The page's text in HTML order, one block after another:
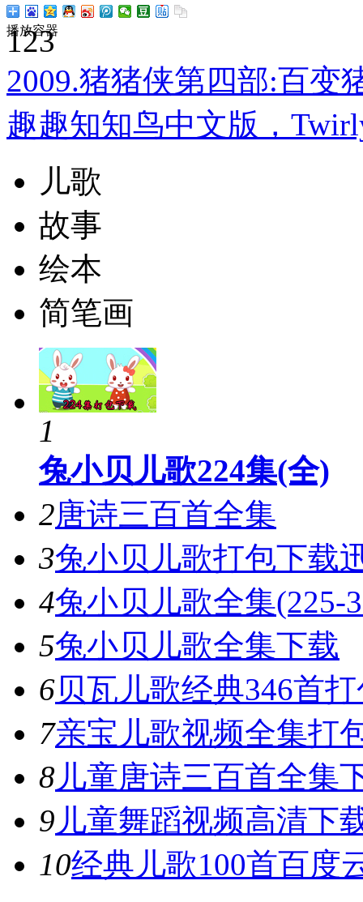
播放容器
123
2009.猪猪侠第四部:百变
趣趣知知鸟中文版，
儿歌
故事
绘本
简笔画
1
兔小贝儿歌224集(全)
2唐诗三百首全集
3兔小贝儿歌打包下载
4兔小贝儿歌全集(225-
5兔小贝儿歌全集下载
6贝瓦儿歌经典346首
7亲宝儿歌视频全集打
8 儿童唐诗三百首全集
9 儿童舞蹈视频高清下
10经典儿歌100首百度
恭喜
恭喜
恭喜
恭喜
恭喜
恭喜
恭喜